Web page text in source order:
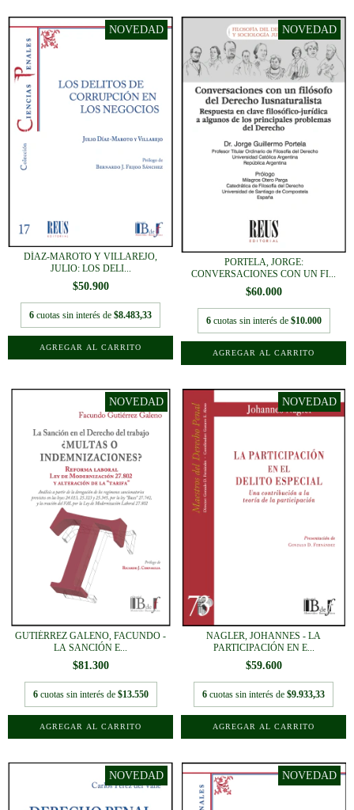
DÍAZ-MAROTO Y VILLAREJO,
JULIO: LOS DELI...
$50.900
6 cuotas sin interés de $8.483,33
PORTELA, JORGE:
CONVERSACIONES CON UN FI...
$60.000
6 cuotas sin interés de $10.000
GUTIÉRREZ GALENO, FACUNDO -
LA SANCIÓN E...
$81.300
6 cuotas sin interés de $13.550
NAGLER, JOHANNES - LA
PARTICIPACIÓN EN E...
$59.600
6 cuotas sin interés de $9.933,33